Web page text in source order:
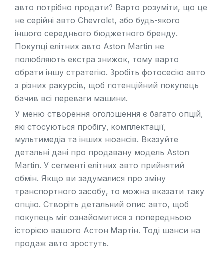
авто потрібно продати? Варто розуміти, що це
не серійні авто Chevrolet, або будь-якого
іншого середнього бюджетного бренду.
Покупці елітних авто Aston Martin не
полюбляють екстра знижок, тому варто
обрати іншу стратегію. Зробіть фотосесію авто
з різних ракурсів, щоб потенційний покупець
бачив всі переваги машини.
У меню створення оголошення є багато опцій,
які стосуються пробігу, комплектації,
мультимедіа та інших нюансів. Вказуйте
детальні дані про продавану модель Aston
Martin. У сегменті елітних авто прийнятий
обмін. Якщо ви задумалися про зміну
транспортного засобу, то можна вказати таку
опцію. Створіть детальний опис авто, щоб
покупець міг ознайомитися з попередньою
історією вашого Астон Мартін. Тоді шанси на
продаж авто зростуть.